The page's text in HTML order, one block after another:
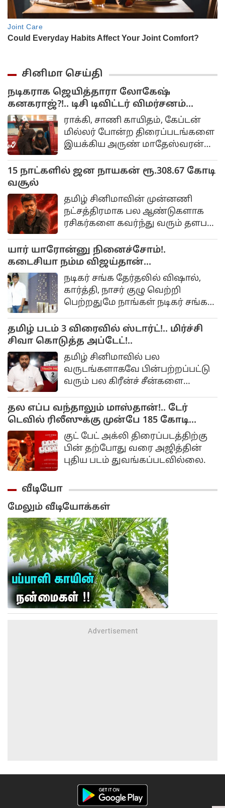
சினிமா செய்தி
நடிகராக ஜெயித்தாரா லோகேஷ்
கனகராஜ்?!.. டிசி டிவிட்டர் விமர்சனம்...
ராக்கி, சாணி காயிதம், கேப்டன்
மில்லர் போன்ற திரைப்படங்களை
இயக்கிய அருண் மாதேஸ்வரன்
திரைப்படம்தான் டிசி. இந்த
கனகராஜ் முதல்முறையாக
கதாநாயகனாக நடித்திருக்கிறார்.
15 நாட்களில் ஜன நாயகன் ரூ.308.67 கோடி
வசூல்
தமிழ் சினிமாவின் முன்னணி
நட்சத்திரமாக பல ஆண்டுகளாக
ரசிகர்களை கவர்ந்து வரும் தளபதி
கவனம் செலுத்தும்
யார் யாரோன்னு நினைச்சோம்!.
கடைசியா நம்ம விஜய்தான்
திறந்துவைப்பார்!. விஷால் நெகிழ்ச்சி!..
நடிகர் சங்க தேர்தலில் விஷால்,
கார்த்தி, நாசர் குழு வெற்றி
பெற்றதுமே நாங்கள் நடிகர் சங்க
தமிழ் படம் 3 விரைவில் ஸ்டார்ட்!.. மிர்ச்சி
சிவா கொடுத்த அப்டேட்!..
தமிழ் சினிமாவில் பல
வருடங்களாகவே பின்பற்றப்பட்டு
வரும் பல கிரீன்ச் சீன்களை
உருவாக்கப்பட்ட திரைப்படம் தமிழ்
படம். இந்த படத்தை சி.எஸ்
அமுதன் இயக்க மிர்ச்சி சிவா
கதாநாயகனாக நடித்திருந்தார்.
தல எப்ப வந்தாலும் மாஸ்தான்!.. டேர்
டெவில் ரிலீஸுக்கு முன்பே 185 கோடி
பிஸ்னஸ்!..
குட் பேட் அக்லி திரைப்படத்திற்கு
பின் தற்போது வரை அஜித்தின்
புதிய படம் துவங்கப்படவில்லை.
வீடியோ
மேலும் வீடியோக்கள்